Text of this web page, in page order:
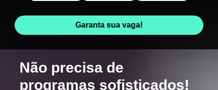
Garanta sua vaga!
Não precisa de
programas sofisticados!